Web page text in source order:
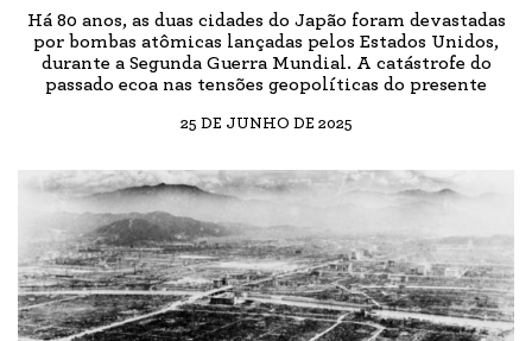
Há 80 anos, as duas cidades do Japão foram devastadas
por bombas atômicas lançadas pelos Estados Unidos,
durante a Segunda Guerra Mundial. A catástrofe do
passado ecoa nas tensões geopolíticas do presente
25 DE JUNHO DE 2025